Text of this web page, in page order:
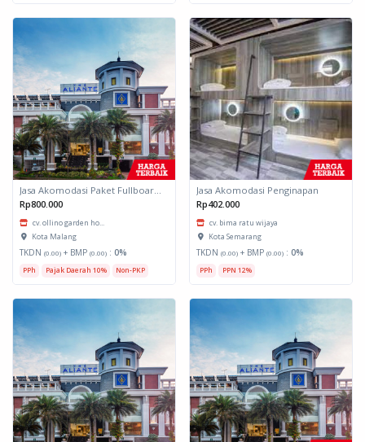
Jasa Akomodasi Paket Fullboard Twin Hotel Kota Malang
Rp800.000
cv. ollino garden ho...
Kota Malang
TKDN (0.00) + BMP (0.00) : 0%
PPh Pajak Daerah 10% Non-PKP
Jasa Akomodasi Penginapan
Rp402.000
cv. bima ratu wijaya
Kota Semarang
TKDN (0.00) + BMP (0.00) : 0%
PPh PPN 12%